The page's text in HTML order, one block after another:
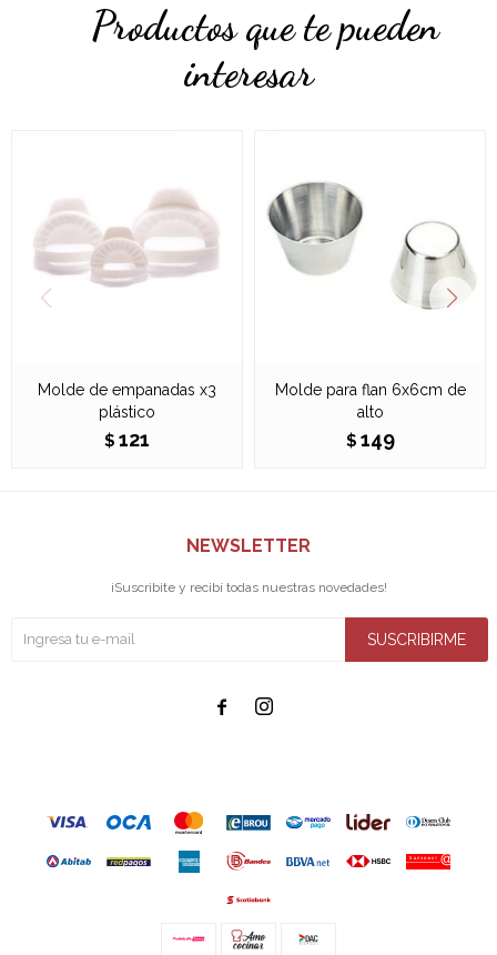
Productos que te pueden
interesar
Molde de empanadas x3
plástico
$ 121
Molde para flan 6x6cm de
alto
$ 149
NEWSLETTER
¡Suscribite y recibí todas nuestras novedades!
SUSCRIBIRME
 